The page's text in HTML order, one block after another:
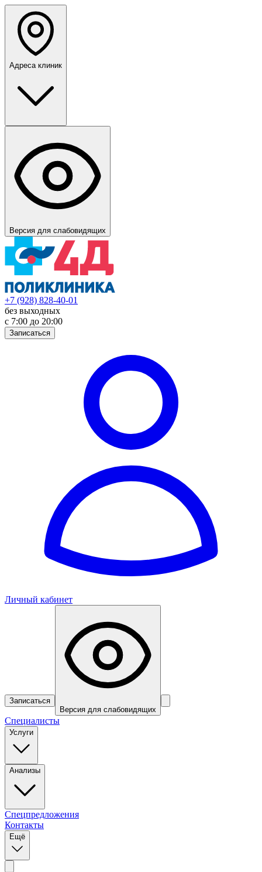
Адреса клиник
Версия для слабовидящих
+7 (928) 828-40-01
без выходных
с 7:00 до 20:00
Записаться
Личный кабинет
Записаться
Версия для слабовидящих
Специалисты
Услуги
Анализы
Спецпредложения
Контакты
Ещё